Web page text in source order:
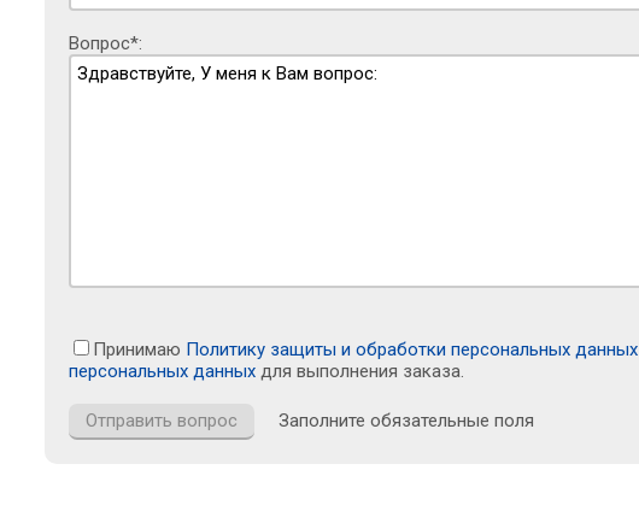
Вопрос*:
Принимаю Политику защиты и обработки персональных данных
персональных данных для выполнения заказа.
Заполните обязательные поля